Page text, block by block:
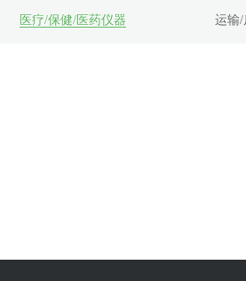
医疗/保健/医药仪器 运输/